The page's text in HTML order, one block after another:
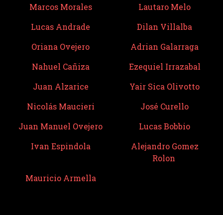
Marcos Morales
Lautaro Melo
Lucas Andrade
Dilan Villalba
Oriana Ovejero
Adrian Galarraga
Nahuel Cañiza
Ezequiel Irrazabal
Juan Alzarice
Yair Sica Olivotto
Nicolás Maucieri
José Curello
Juan Manuel Ovejero
Lucas Bobbio
Ivan Espindola
Alejandro Gomez
Rolon
Mauricio Armella